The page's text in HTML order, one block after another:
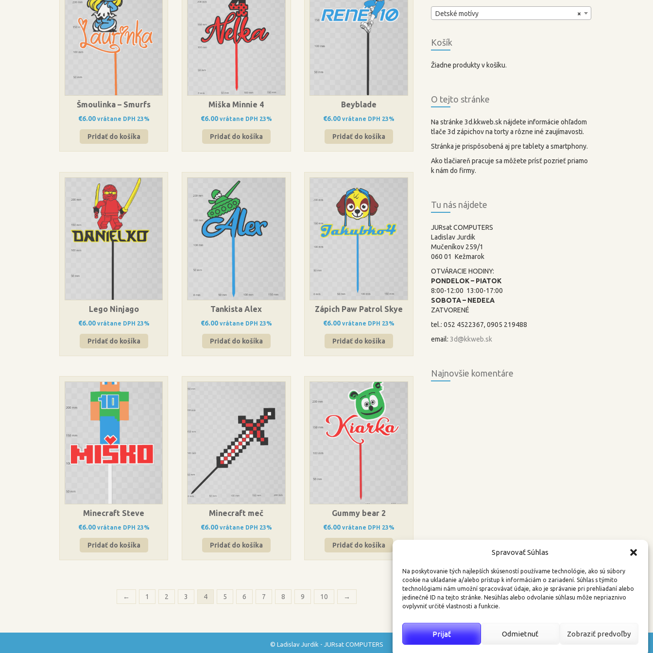
Spravovať Súhlas
Na poskytovanie tých najlepších skúseností používame technológie, ako sú súbory
cookie na ukladanie a/alebo prístup k informáciám o zariadení. Súhlas s týmito
technológiami nám umožní spracovávať údaje, ako je správanie pri prehliadaní alebo
jedinečné ID na tejto stránke. Nesúhlas alebo odvolanie súhlasu môže nepriaznivo
ovplyvniť určité vlastnosti a funkcie.
Prijať Odmietnuť Zobraziť predvoľby
Šmoulinka – Smurfs
€6.00 vrátane DPH 23%
Pridať do košíka
Miška Minnie 4
€6.00 vrátane DPH 23%
Pridať do košíka
Beyblade
€6.00 vrátane DPH 23%
Pridať do košíka
Lego Ninjago
€6.00 vrátane DPH 23%
Pridať do košíka
Tankista Alex
€6.00 vrátane DPH 23%
Pridať do košíka
Zápich Paw Patrol Skye
€6.00 vrátane DPH 23%
Pridať do košíka
Minecraft Steve
€6.00 vrátane DPH 23%
Pridať do košíka
Minecraft meč
€6.00 vrátane DPH 23%
Pridať do košíka
Gummy bear 2
€6.00 vrátane DPH 23%
Pridať do košíka
← 1 2 3 4 5 6 7 8 9 10 →
×
Detské motívy
Košík
Žiadne produkty v košíku.
O tejto stránke
Na stránke 3d.kkweb.sk nájdete informácie ohľadom
tlače 3d zápichov na torty a rôzne iné zaujímavosti.
Stránka je prispôsobená aj pre tablety a smartphony.
Ako tlačiareň pracuje sa môžete prísť pozrieť priamo
k nám do firmy.
Tu nás nájdete
JURsat COMPUTERS
Ladislav Jurdik
Mučeníkov 259/1
060 01 Kežmarok
OTVÁRACIE HODINY:
PONDELOK – PIATOK
8:00-12:00 13:00-17:00
SOBOTA – NEDEĽA
ZATVORENÉ
tel.: 052 4522367, 0905 219488
email: 3d@kkweb.sk
Najnovšie komentáre
© Ladislav Jurdik - JURsat COMPUTERS